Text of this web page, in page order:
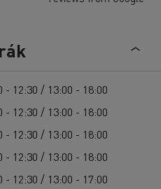
- 12:30 / 13:00 - 18:00
- 12:30 / 13:00 - 18:00
- 12:30 / 13:00 - 18:00
- 12:30 / 13:00 - 18:00
- 12:30 / 13:00 - 17:00